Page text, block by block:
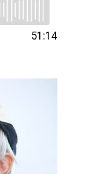
51:14